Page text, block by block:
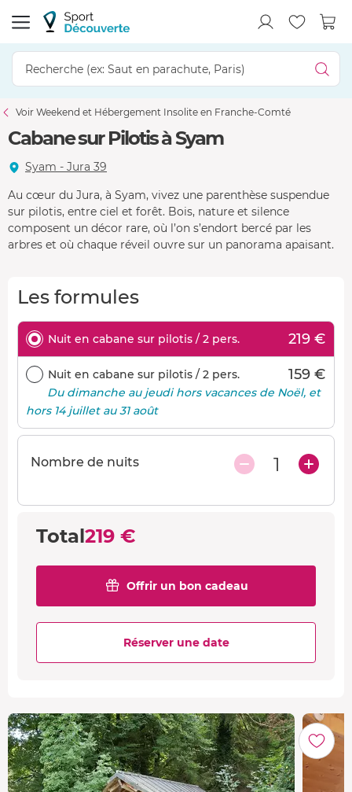
Voir Weekend et Hébergement Insolite en Franche-Comté
Cabane sur Pilotis à Syam
Syam - Jura 39
Au cœur du Jura, à Syam, vivez une parenthèse suspendue
sur pilotis, entre ciel et forêt. Bois, nature et silence
composent un décor rare, où l’on s’endort bercé par les
arbres et où chaque réveil ouvre sur un panorama apaisant.
Les formules
Nuit en cabane sur pilotis / 2 pers. 219 €
Nuit en cabane sur pilotis / 2 pers. 159 €
Du dimanche au jeudi hors vacances de Noël, et
hors 14 juillet au 31 août
Nombre de nuits 1
Total219 €
Offrir un bon cadeau
Réserver une date